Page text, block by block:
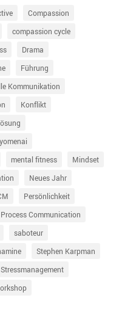
Compassion
compassion cycle
Drama
Führung
Kommunikation
Konflikt
mental fitness
Mindset
Neues Jahr
Persönlichkeit
Process Communication
saboteur
Stephen Karpman
Stressmanagement